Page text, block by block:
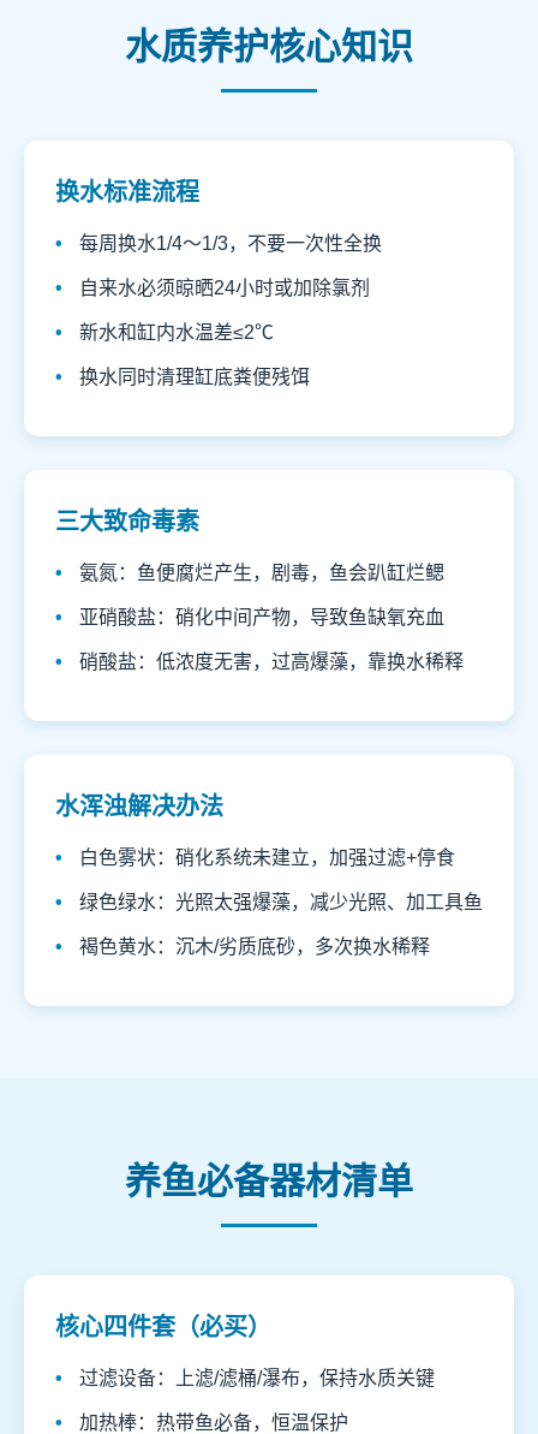
水质养护核心知识
换水标准流程
每周换水1/4～1/3，不要一次性全换
自来水必须晾晒24小时或加除氯剂
新水和缸内水温差≤2℃
换水同时清理缸底粪便残饵
三大致命毒素
氨氮：鱼便腐烂产生，剧毒，鱼会趴缸烂鳃
亚硝酸盐：硝化中间产物，导致鱼缺氧充血
硝酸盐：低浓度无害，过高爆藻，靠换水稀释
水浑浊解决办法
白色雾状：硝化系统未建立，加强过滤+停食
绿色绿水：光照太强爆藻，减少光照、加工具鱼
褐色黄水：沉木/劣质底砂，多次换水稀释
养鱼必备器材清单
核心四件套（必买）
过滤设备：上滤/滤桶/瀑布，保持水质关键
加热棒：热带鱼必备，恒温保护